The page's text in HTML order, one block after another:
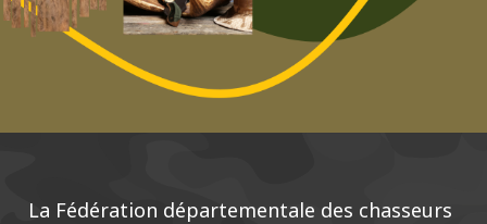
La Fédération départementale des chasseurs